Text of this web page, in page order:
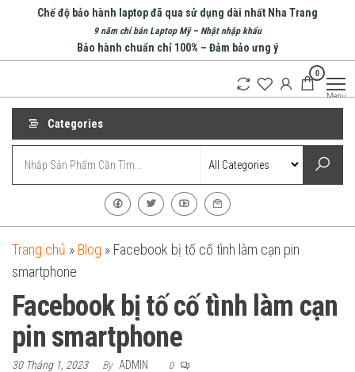
Chế độ bảo hành laptop đã qua sử dụng dài nhất Nha Trang
9 năm chỉ bán Laptop Mỹ – Nhật nhập khẩu
Bảo hành chuẩn chỉ 100% – Đảm bảo ưng ý
Computer
0
Menu
Categories
Trang chủ » Blog » Facebook bị tố cố tình làm cạn pin
smartphone
Facebook bị tố cố tình làm cạn
pin smartphone
30 Tháng 1, 2023 By ADMIN 0